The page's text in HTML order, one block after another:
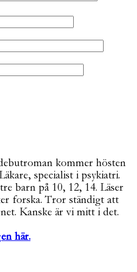
kommer hösten
specialist i psykiatri.
barn på 10, 12, 14. Läser
forska. Tror ständigt att
Kanske är vi mitt i det.
här.